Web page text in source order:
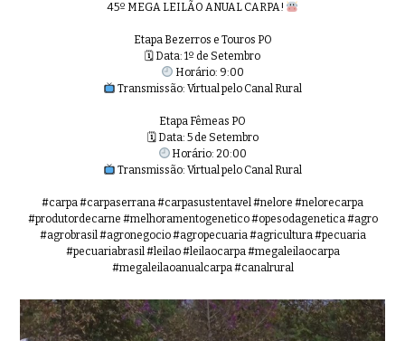
45º MEGA LEILÃO ANUAL CARPA!
Etapa Bezerros e Touros PO
🗓 Data: 1º de Setembro
Horário: 9:00
Transmissão: Virtual pelo Canal Rural
Etapa Fêmeas PO
🗓 Data: 5 de Setembro
Horário: 20:00
Transmissão: Virtual pelo Canal Rural
#carpa #carpaserrana #carpasustentavel #nelore #nelorecarpa
#produtordecarne #melhoramentogenetico #opesodagenetica #agro
#agrobrasil #agronegocio #agropecuaria #agricultura #pecuaria
#pecuariabrasil #leilao #leilaocarpa #megaleilaocarpa
#megaleilaoanualcarpa #canalrural